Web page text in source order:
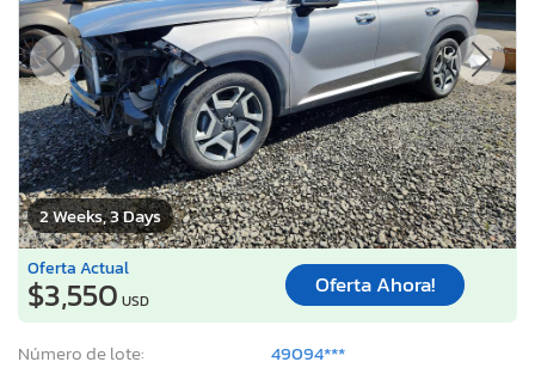
2 Weeks, 3 Days
Oferta Actual
$3,550 USD
Oferta Ahora!
Número de lote:
49094***